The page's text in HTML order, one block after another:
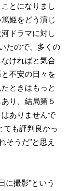
とになりまし
姫をどう演じ
ドラマに対し
たので、多くの
ければと気合
不安の日々を
ときはもっと
り、結局第５
ありませんで
ても評判良かっ
そうだ”と思え
撮影”という